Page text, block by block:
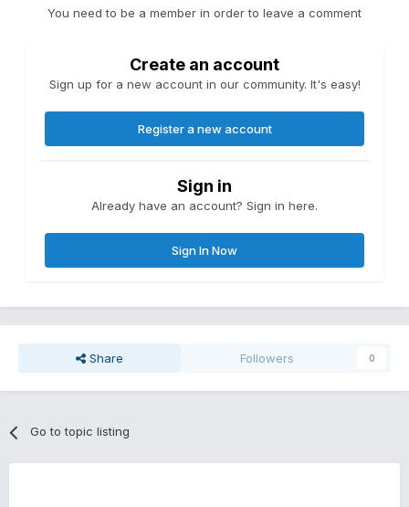
You need to be a member in order to leave a comment
Create an account
Sign up for a new account in our community. It's easy!
Register a new account
Sign in
Already have an account? Sign in here.
Sign In Now
Share Followers 0
Go to topic listing